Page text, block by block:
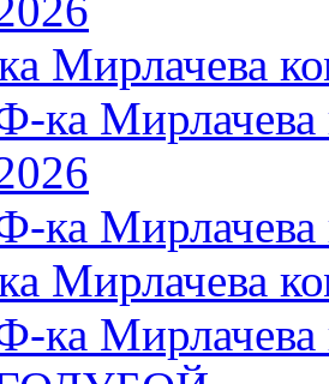
Мирлачева
ка
ка
Мирлачева
ка